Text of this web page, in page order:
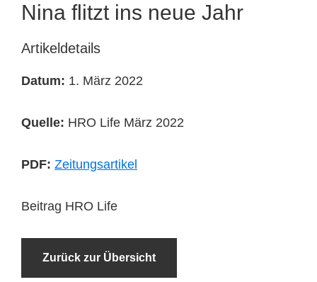
Nina flitzt ins neue Jahr
Artikeldetails
Datum: 1. März 2022
Quelle: HRO Life März 2022
PDF: Zeitungsartikel
Beitrag HRO Life
Zurück zur Übersicht